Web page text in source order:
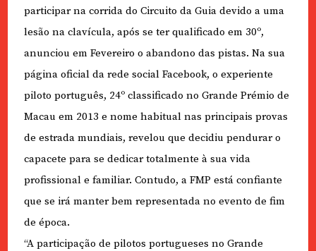
participar na corrida do Circuito da Guia devido a uma
lesão na clavícula, após se ter qualificado em 30º,
anunciou em Fevereiro o abandono das pistas. Na sua
página oficial da rede social Facebook, o experiente
piloto português, 24º classificado no Grande Prémio de
Macau em 2013 e nome habitual nas principais provas
de estrada mundiais, revelou que decidiu pendurar o
capacete para se dedicar totalmente à sua vida
profissional e familiar. Contudo, a FMP está confiante
que se irá manter bem representada no evento de fim
de época.
“A participação de pilotos portugueses no Grande